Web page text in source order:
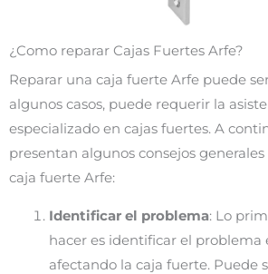
¿Como reparar Cajas Fuertes Arfe?
Reparar una caja fuerte Arfe puede
algunos casos, puede requerir la
especializado en cajas fuertes. A
presentan algunos consejos
caja fuerte Arfe:
Identificar el problema: Lo
hacer es identificar el problema
afectando la caja fuerte. Puede